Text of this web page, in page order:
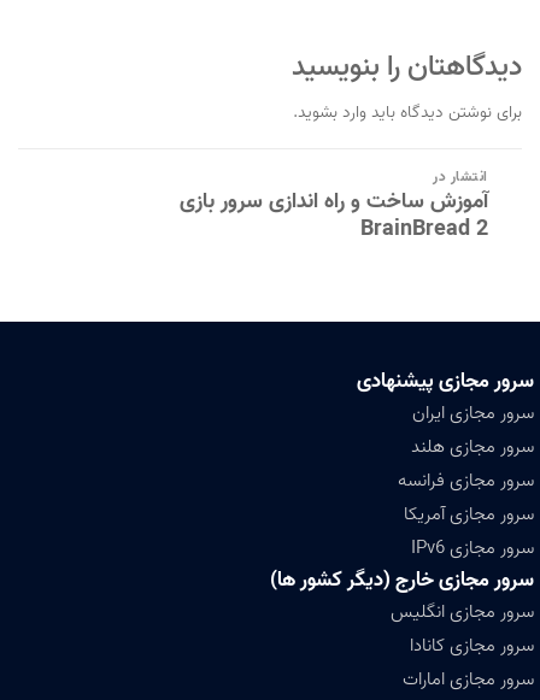
دیدگاهتان را بنویسید
برای نوشتن دیدگاه بایدوارد بشوید.
راهبری
نوشته
انتشار در
آموزش ساخت و راه اندازی سرور بازی
BrainBread 2
سرور مجازی پیشنهادی
سرور مجازی ایران
سرور مجازی هلند
سرور مجازی فرانسه
سرور مجازی آمریکا
سرور مجازی IPv6
سرور مجازی خارج (دیگر کشور ها)
سرور مجازی انگلیس
سرور مجازی کانادا
سرور مجازی امارات